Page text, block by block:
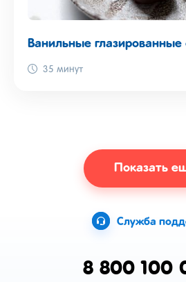
Ванильные глазированные
35 минут
Показать
Служба
8 800 100